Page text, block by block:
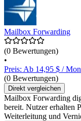
Mailbox Forwarding
(0 Bewertungen)
•
Preis: Ab 14,95 $ /
(0 Bewertungen)
Direkt vergleichen
Mailbox Forwarding
bereit. Nutzer erhalten
Weiterleitung und